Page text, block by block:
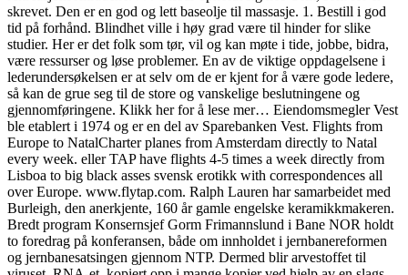
skrevet. Den er en god og lett baseolje til massasje. 1. Bestill i god
tid på forhånd. Blindhet ville i høy grad være til hinder for slike
studier. Her er det folk som tør, vil og kan møte i tide, jobbe, bidra,
være ressurser og løse problemer. En av de viktige oppdagelsene i
lederundersøkelsen er at selv om de er kjent for å være gode ledere,
så kan de grue seg til de store og vanskelige beslutningene og
gjennomføringene. Klikk her for å lese mer… Eiendomsmegler Vest
ble etablert i 1974 og er en del av Sparebanken Vest. Flights from
Europe to NatalCharter planes from Amsterdam directly to Natal
every week. eller TAP have flights 4-5 times a week directly from
Lisboa to big black asses svensk erotikk with correspondences all
over Europe. www.flytap.com. Ralph Lauren har samarbeidet med
Burleigh, den anerkjente, 160 år gamle engelske keramikkmakeren.
Bredt program Konsernsjef Gorm Frimannslund i Bane NOR holdt
to foredrag på konferansen, både om innholdet i jernbanereformen
og jernbanesatsingen gjennom NTP. Dermed blir arvestoffet til